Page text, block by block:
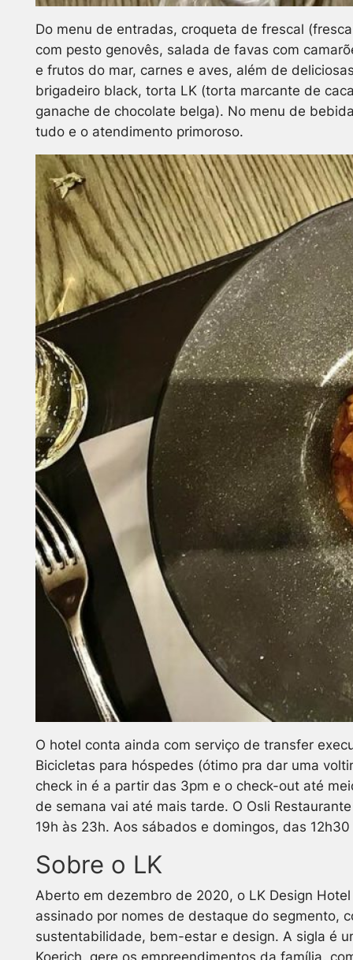
Do menu de entradas, croqueta de frescal
com pesto genovês, salada de favas com
e frutos do mar, carnes e aves, além de
brigadeiro black, torta LK (torta marcante de
ganache de chocolate belga). No menu de
tudo e o atendimento primoroso.
O hotel conta ainda com serviço de transfer
Bicicletas para hóspedes (ótimo pra dar uma
check in é a partir das 3pm e o check-out até
de semana vai até mais tarde. O Osli
19h às 23h. Aos sábados e domingos, das
Sobre o LK
Aberto em dezembro de 2020, o LK Design
assinado por nomes de destaque do segmento,
sustentabilidade, bem-estar e design. A sigla é
Koerich, gere os empreendimentos da família,